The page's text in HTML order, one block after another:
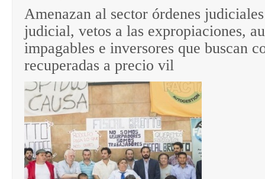
Amenazan al sector órdenes
judicial, vetos a las expropiaciones,
impagables e inversores que buscan
recuperadas a precio vil